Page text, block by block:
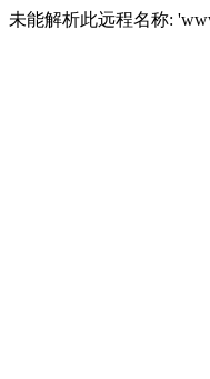
未能解析此远程名称: